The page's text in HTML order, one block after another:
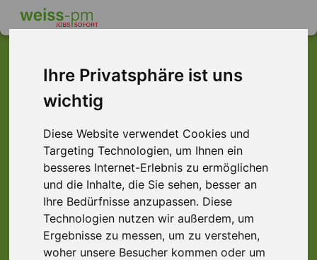
Ihre Privatsphäre ist uns
wichtig
Diese Website verwendet Cookies und
Targeting Technologien, um Ihnen ein
besseres Internet-Erlebnis zu ermöglichen
und die Inhalte, die Sie sehen, besser an
Ihre Bedürfnisse anzupassen. Diese
Technologien nutzen wir außerdem, um
Ergebnisse zu messen, um zu verstehen,
woher unsere Besucher kommen oder um
Dieser Job ist leider
nicht mehr verfügbar ...
... aber vielleicht ist hier etwas dabei: